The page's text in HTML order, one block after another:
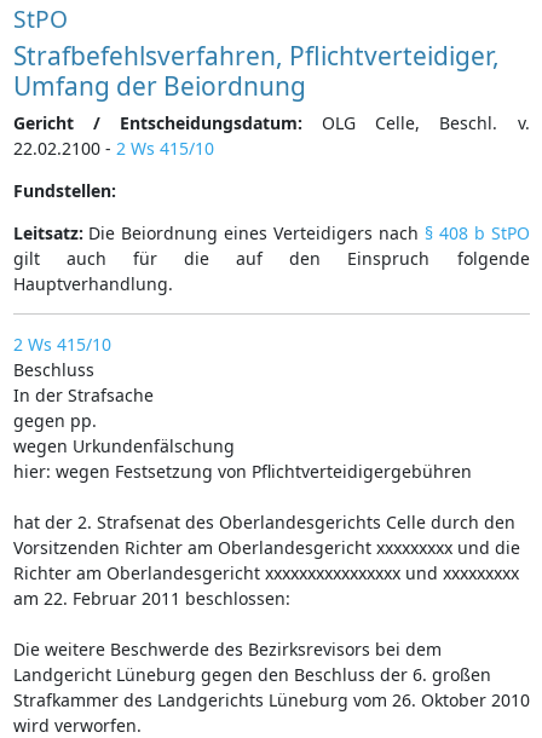
StPO
Strafbefehlsverfahren, Pflichtverteidiger,
Umfang der Beiordnung
Gericht / Entscheidungsdatum: OLG Celle, Beschl. v.
22.02.2100 - 2 Ws 415/10
Fundstellen:
Leitsatz: Die Beiordnung eines Verteidigers nach § 408 b StPO
gilt auch für die auf den Einspruch folgende
Hauptverhandlung.
2 Ws 415/10
Beschluss
In der Strafsache
gegen pp.
wegen Urkundenfälschung
hier: wegen Festsetzung von Pflichtverteidigergebühren
hat der 2. Strafsenat des Oberlandesgerichts Celle durch den
Vorsitzenden Richter am Oberlandesgericht xxxxxxxxx und die
Richter am Oberlandesgericht xxxxxxxxxxxxxxxx und xxxxxxxxx
am 22. Februar 2011 beschlossen:
Die weitere Beschwerde des Bezirksrevisors bei dem
Landgericht Lüneburg gegen den Beschluss der 6. großen
Strafkammer des Landgerichts Lüneburg vom 26. Oktober 2010
wird verworfen.